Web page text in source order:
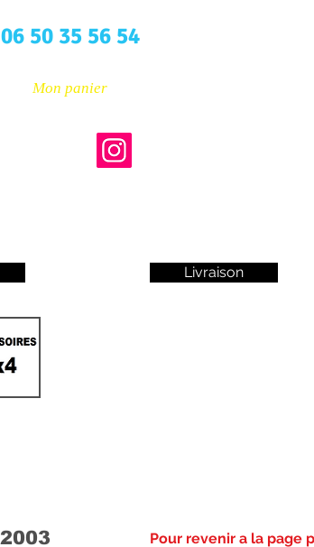
50 35 56 54
Mon panier
Livraison
Pour revenir a la page